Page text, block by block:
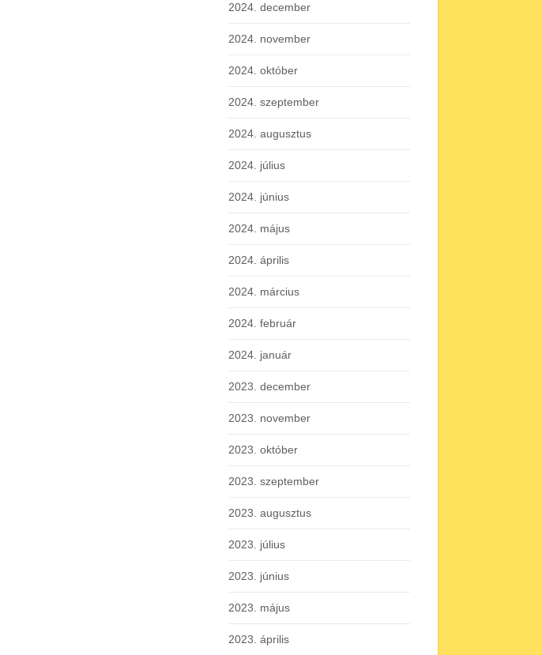
2024. december
2024. november
2024. október
2024. szeptember
2024. augusztus
2024. július
2024. június
2024. május
2024. április
2024. március
2024. február
2024. január
2023. december
2023. november
2023. október
2023. szeptember
2023. augusztus
2023. július
2023. június
2023. május
2023. április